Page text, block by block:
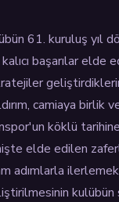
61. kuruluş
başarılar
camiaya
köklü
elde edilen
adımlarla
kulübün